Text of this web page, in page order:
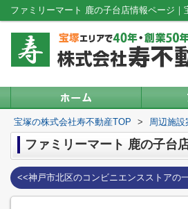
ファミリーマート 鹿の子台店情報ページ
宝塚の株式会社寿不動産TOP > 周辺施設
ファミリーマート 鹿の子台
<<神戸市北区のコンビニエンスストアの